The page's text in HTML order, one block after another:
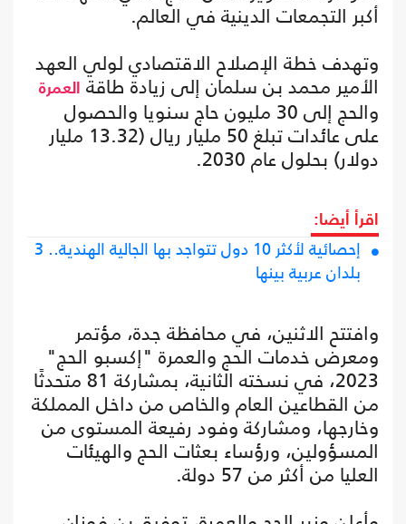
أكبر التجمعات الدينية في العالم.
وتهدف خطة الإصلاح الاقتصادي لولي العهد
الأمير محمد بن سلمان إلى زيادة طاقة العمرة
والحج إلى 30 مليون حاج سنويا والحصول
على عائدات تبلغ 50 مليار ريال (13.32 مليار
دولار) بحلول عام 2030.
اقرأ أيضا:
إحصائية لأكثر 10 دول تتواجد بها الجالية الهندية.. 3
بلدان عربية بينها
وافتتح الاثنين، في محافظة جدة، مؤتمر
ومعرض خدمات الحج والعمرة "إكسبو الحج"
2023، في نسخته الثانية، بمشاركة 81 متحدثًا
من القطاعين العام والخاص من داخل المملكة
وخارجها، ومشاركة وفود رفيعة المستوى من
المسؤولين، ورؤساء بعثات الحج والهيئات
العليا من أكثر من 57 دولة.